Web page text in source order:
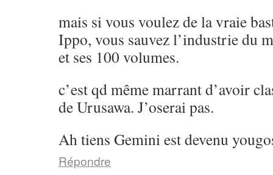
mais si vous voulez de la vraie
Ippo, vous sauvez l’industrie du
et ses 100 volumes.
c’est qd même marrant d’avoir
de Urusawa. J’oserai pas.
Ah tiens Gemini est devenu
Répondre